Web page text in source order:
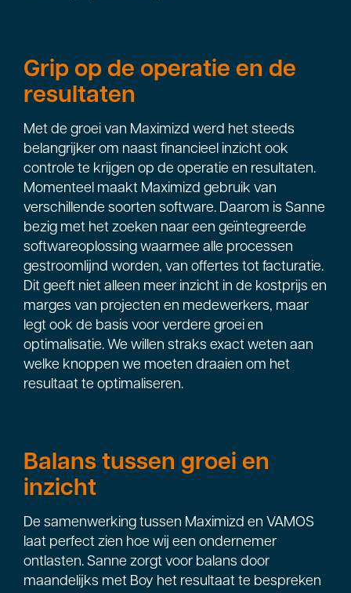
Grip op de operatie en de
resultaten
Met de groei van Maximizd werd het steeds
belangrijker om naast financieel inzicht ook
controle te krijgen op de operatie en resultaten.
Momenteel maakt Maximizd gebruik van
verschillende soorten software. Daarom is Sanne
bezig met het zoeken naar een geïntegreerde
softwareoplossing waarmee alle processen
gestroomlijnd worden, van offertes tot facturatie.
Dit geeft niet alleen meer inzicht in de kostprijs en
marges van projecten en medewerkers, maar
legt ook de basis voor verdere groei en
optimalisatie. We willen straks exact weten aan
welke knoppen we moeten draaien om het
resultaat te optimaliseren.
Balans tussen groei en
inzicht
De samenwerking tussen Maximizd en VAMOS
laat perfect zien hoe wij een ondernemer
ontlasten. Sanne zorgt voor balans door
maandelijks met Boy het resultaat te bespreken